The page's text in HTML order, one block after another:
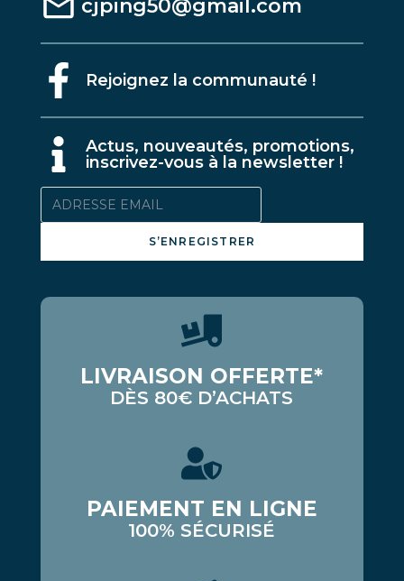
cjping50@gmail.com
Rejoignez la communauté !
Actus, nouveautés, promotions,
inscrivez-vous à la newsletter !
S’ENREGISTRER
LIVRAISON OFFERTE*
DÈS 80€ D’ACHATS
PAIEMENT EN LIGNE
100% SÉCURISÉ